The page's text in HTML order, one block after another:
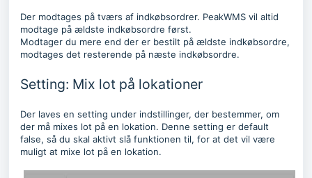
Der modtages på tværs af indkøbsordrer. PeakWMS vil altid
modtage på ældste indkøbsordre først.
Modtager du mere end der er bestilt på ældste indkøbsordre,
modtages det resterende på næste indkøbsordre.
Setting: Mix lot på lokationer
Der laves en setting under indstillinger, der bestemmer, om
der må mixes lot på en lokation. Denne setting er default
false, så du skal aktivt slå funktionen til, for at det vil være
muligt at mixe lot på en lokation.